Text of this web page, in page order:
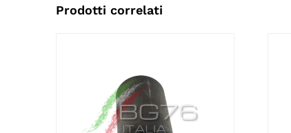
Prodotti correlati